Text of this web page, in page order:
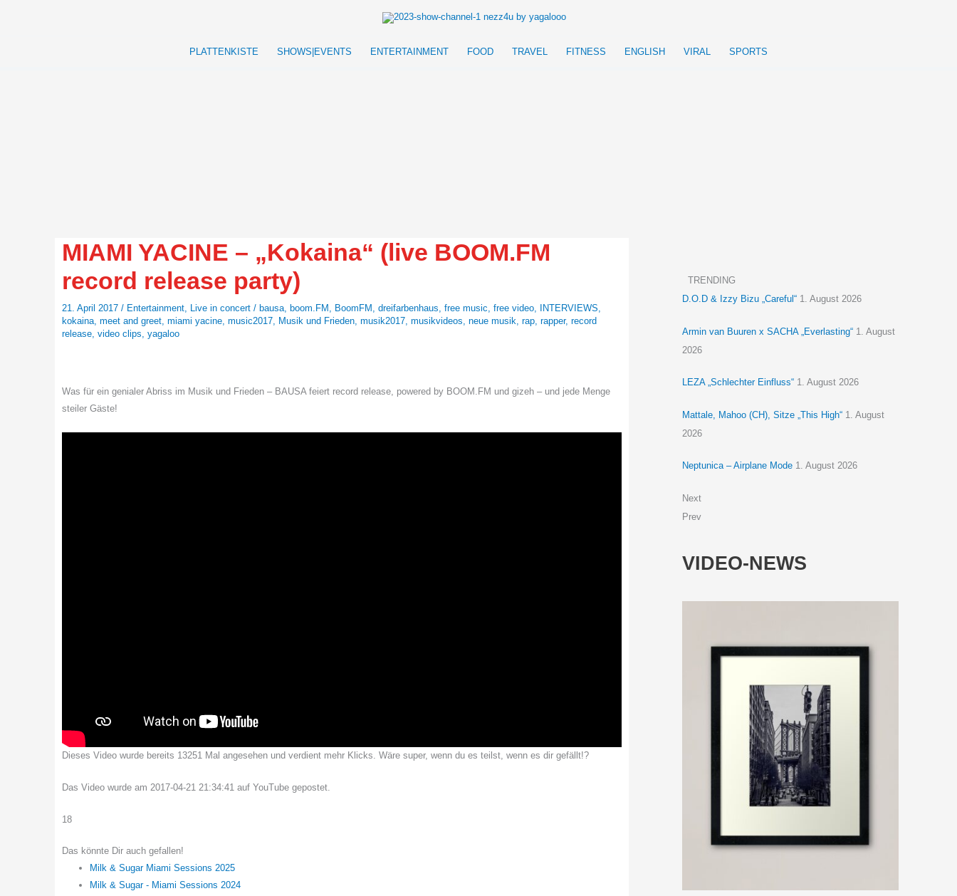
PLATTENKISTE
SHOWS|EVENTS ENTERTAINMENT FOOD TRAVEL FITNESS ENGLISH VIRAL SPORTS
MIAMI YACINE – „Kokaina“ (live BOOM.FM
record release party)
21. April 2017 / Entertainment, Live in concert / bausa, boom.FM , BoomFM , dreifarbenhaus, free music, free video, INTERVIEWS,
kokaina, meet and greet, miami yacine, music2017, Musik und Frieden, musik2017, musikvideos, neue musik, rap, rapper, record
release, video clips, yagaloo
Was für ein genialer Abriss im Musik und Frieden – BAUSA feiert record release, powered by BOOM.FM und gizeh – und jede Menge
steiler Gäste!
Dieses Video wurde bereits 13251 Mal angesehen und verdient mehr Klicks. Wäre super, wenn du es teilst, wenn es dir gefällt!?
Das Video wurde am 2017-04-21 21:34:41 auf YouTube gepostet.
18
Das könnte Dir auch gefallen!
Milk & Sugar Miami Sessions 2025
Milk & Sugar - Miami Sessions 2024
TRENDING
D.O.D & Izzy Bizu „Careful“ 1. August 2026
Armin van Buuren x SACHA „Everlasting“ 1. August
2026
LEZA „Schlechter Einfluss“ 1. August 2026
Mattale, Mahoo (CH), Sitze „This High“ 1. August
2026
Neptunica – Airplane Mode 1. August 2026
Next
Prev
VIDEO-NEWS